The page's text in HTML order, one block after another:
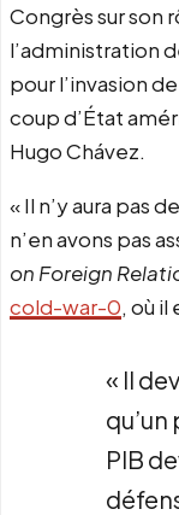
Congrès sur son
l’administration
pour l’invasion
coup d’État
Hugo Chávez.
« Il n’y aura pas
n’en avons pas
on Foreign
cold-war-0, où il
« Il
PIB